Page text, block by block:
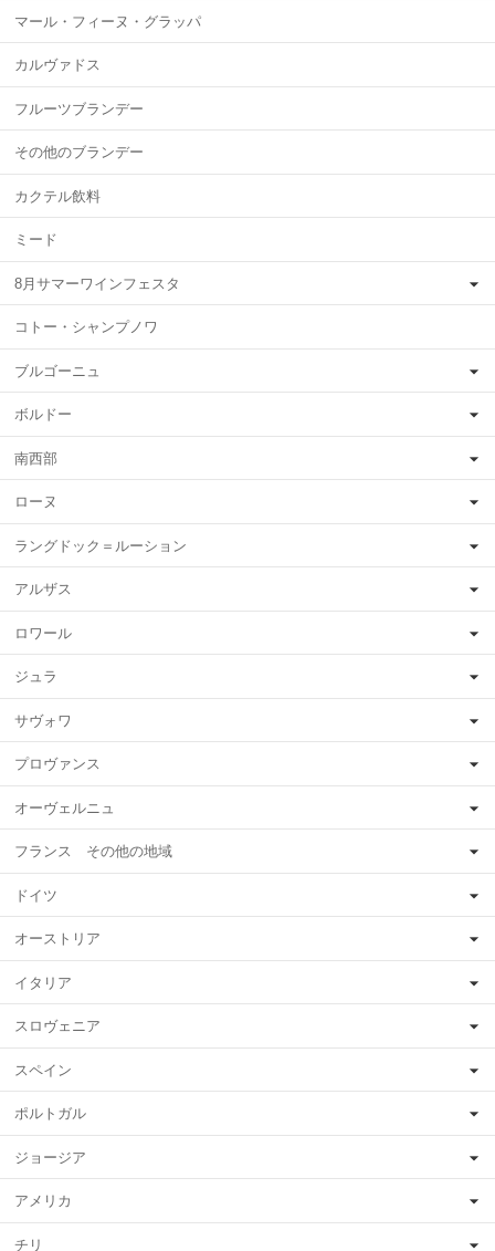
マール・フィーヌ・グラッパ
カルヴァドス
フルーツブランデー
その他のブランデー
カクテル飲料
ミード
8月サマーワインフェスタ
コトー・シャンプノワ
ブルゴーニュ
ボルドー
南西部
ローヌ
ラングドック＝ルーション
アルザス
ロワール
ジュラ
サヴォワ
プロヴァンス
オーヴェルニュ
フランス その他の地域
ドイツ
オーストリア
イタリア
スロヴェニア
スペイン
ポルトガル
ジョージア
アメリカ
チリ